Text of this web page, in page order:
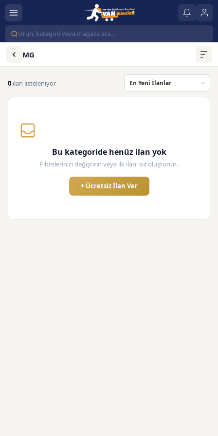
MG
0 ilan listeleniyor
Bu kategoride henüz ilan yok
Filtrelerinizi değiştirin veya ilk ilanı siz oluşturun.
+ Ücretsiz İlan Ver